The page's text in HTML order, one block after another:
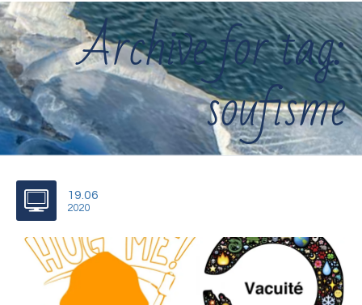
Archive for tag:
soufisme
19.06
2020